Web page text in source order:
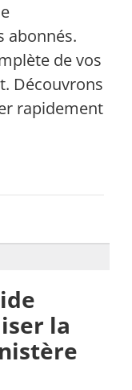
abonnés.
de vos
Découvrons
rapidement
la